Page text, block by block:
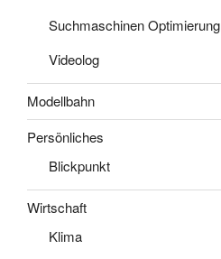
Suchmaschinen Optimierung
Videolog
Modellbahn
Persönliches
Blickpunkt
Wirtschaft
Klima